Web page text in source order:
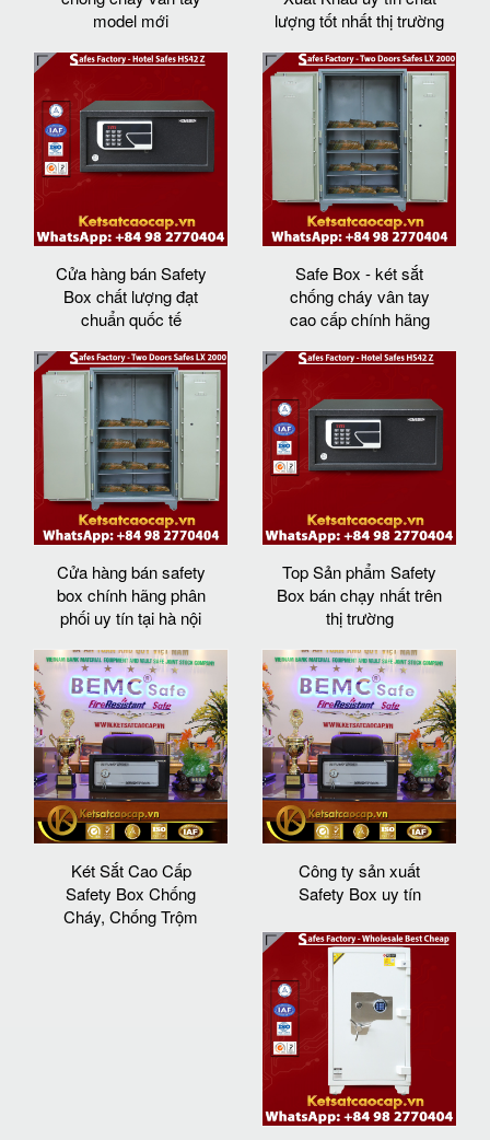
model mới
lượng tốt nhất thị trường
Cửa hàng bán Safety
Box chất lượng đạt
chuẩn quốc tế
Safe Box - két sắt
chống cháy vân tay
cao cấp chính hãng
Cửa hàng bán safety
box chính hãng phân
phối uy tín tại hà nội
Top Sản phẩm Safety
Box bán chạy nhất trên
thị trường
Két Sắt Cao Cấp
Safety Box Chống
Cháy, Chống Trộm
Công ty sản xuất
Safety Box uy tín